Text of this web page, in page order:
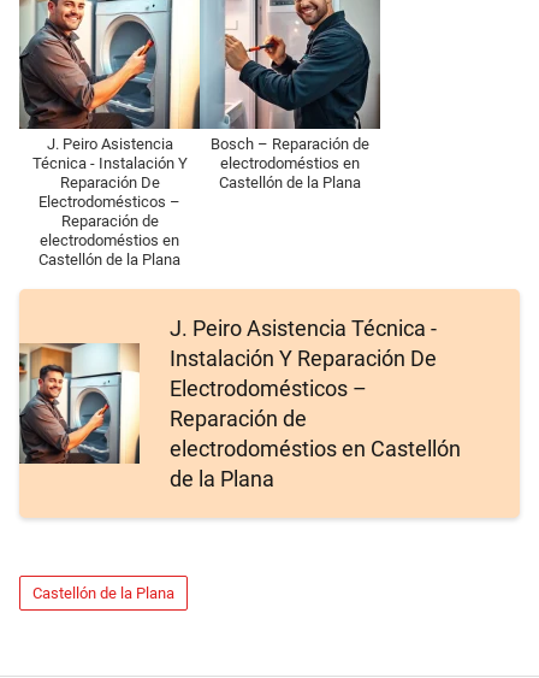
J. Peiro Asistencia
Técnica - Instalación Y
Reparación De
Electrodomésticos –
Reparación de
electrodoméstios en
Castellón de la Plana
Bosch – Reparación de
electrodoméstios en
Castellón de la Plana
J. Peiro Asistencia Técnica -
Instalación Y Reparación De
Electrodomésticos –
Reparación de
electrodoméstios en Castellón
de la Plana
Castellón de la Plana